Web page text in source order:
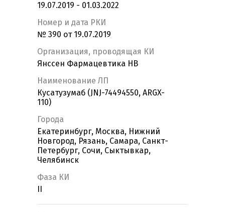
19.07.2019 - 01.03.2022
Номер и дата РКИ
№ 390 от 19.07.2019
Организация, проводящая КИ
Янссен Фармацевтика НВ
Наименование ЛП
Кусатузумаб (JNJ-74494550, ARGX-
110)
Города
Екатеринбург, Москва, Нижний
Новгород, Рязань, Самара, Санкт-
Петербург, Сочи, Сыктывкар,
Челябинск
Фаза КИ